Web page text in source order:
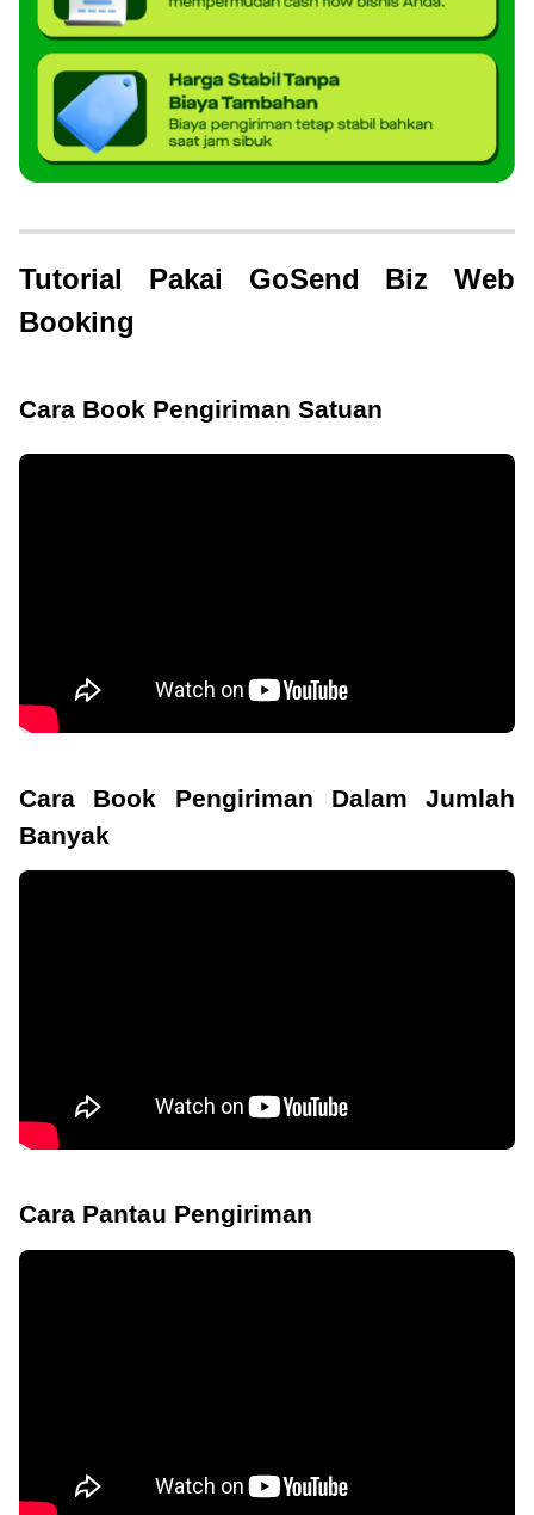
Tutorial Pakai GoSend Biz Web
Booking
Cara Book Pengiriman Satuan
Cara Book Pengiriman Dalam Jumlah
Banyak
Cara Pantau Pengiriman